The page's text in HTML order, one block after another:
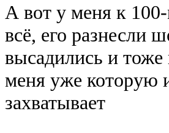
А вот у меня к
всё, его разнесли
высадились и
меня уже которую
захватывает